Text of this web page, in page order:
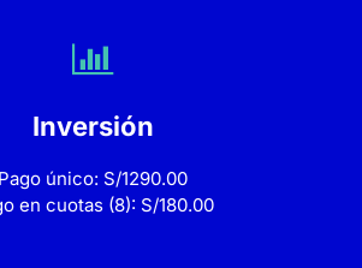
Inversión
Pago único: S/1290.00
en cuotas (8): S/180.00